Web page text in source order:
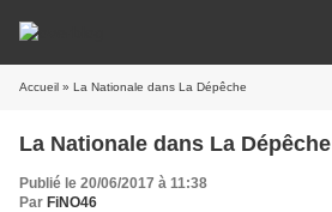
Accueil » La Nationale dans La Dépêche
La Nationale dans La Dépêche
Publié le 20/06/2017 à 11:38
Par FiNO46